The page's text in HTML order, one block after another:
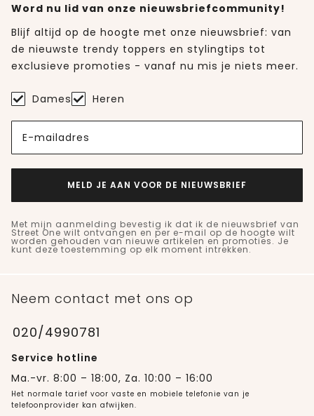
Word nu lid van onze nieuwsbriefcommunity!
Blijf altijd op de hoogte met onze nieuwsbrief: van
de nieuwste trendy toppers en stylingtips tot
exclusieve promoties - vanaf nu mis je niets meer.
Dames Heren
E-mailadres
MELD JE AAN VOOR DE NIEUWSBRIEF
Met mijn aanmelding bevestig ik dat ik de nieuwsbrief van
Street One wilt ontvangen en per e-mail op de hoogte wilt
worden gehouden van nieuwe artikelen en promoties. Je
kunt deze toestemming op elk moment intrekken.
Neem contact met ons op
020/4990781
Service hotline
Ma.-vr. 8:00 – 18:00, Za. 10:00 – 16:00
Het normale tarief voor vaste en mobiele telefonie van je
telefoonprovider kan afwijken.